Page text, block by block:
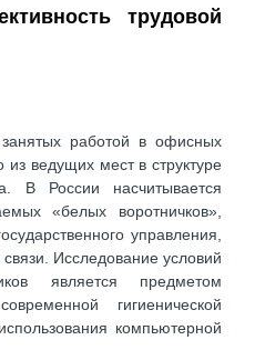
трудовой
работой в офисных
ведущих мест в структуре
В России насчитывается
«белых воротничков»,
управления,
Исследование условий
является предметом
гигиенической
компьютерной